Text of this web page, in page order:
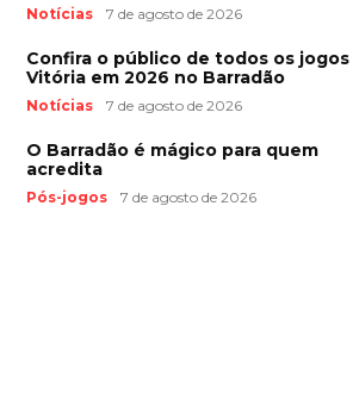
Notícias 7 de agosto de 2026
Confira o público de todos os
Vitória em 2026 no Barradão
Notícias 7 de agosto de 2026
O Barradão é mágico para quem
acredita
Pós-jogos 7 de agosto de 2026